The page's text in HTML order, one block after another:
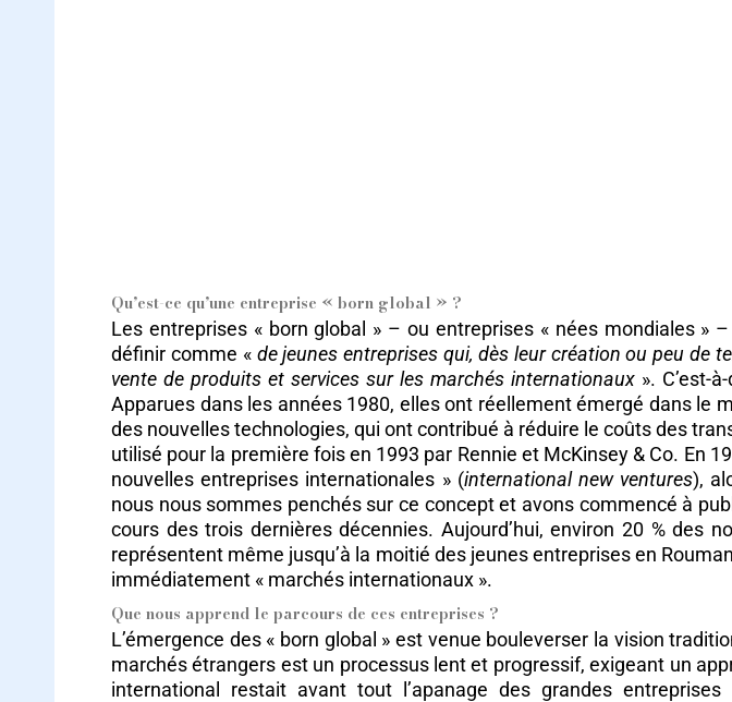
Qu’est-ce qu’une entreprise « born global » ?
Les entreprises « born global » – ou entreprises « nées mondiales
définir comme « de jeunes entreprises qui, dès leur création ou peu de
vente de produits et services sur les marchés internationaux ». C’est-
Apparues dans les années 1980, elles ont réellement émergé dans
des nouvelles technologies, qui ont contribué à réduire le coûts des
utilisé pour la première fois en 1993 par Rennie et McKinsey & Co. En
nouvelles entreprises internationales » (international new ventures),
nous nous sommes penchés sur ce concept et avons commencé à
cours des trois dernières décennies. Aujourd’hui, environ 20 % des
représentent même jusqu’à la moitié des jeunes entreprises en
immédiatement « marchés internationaux ».
Que nous apprend le parcours de ces entreprises ?
L’émergence des « born global » est venue bouleverser la vision
marchés étrangers est un processus lent et progressif, exigeant un
international restait avant tout l’apanage des grandes